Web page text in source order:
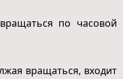
по часовой
вращаться, входит